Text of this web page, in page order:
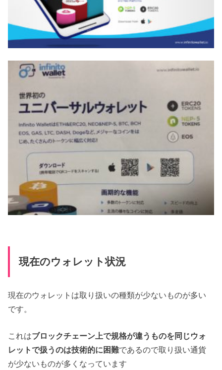
現在のウォレット状況
現在のウォレットは取り扱いの種類が少ないものが多い
です。
これはブロックチェーン上で規格が違うものを同じウォ
レットで扱うのは技術的に困難であるので取り扱い通貨
が少ないものが多くなっています